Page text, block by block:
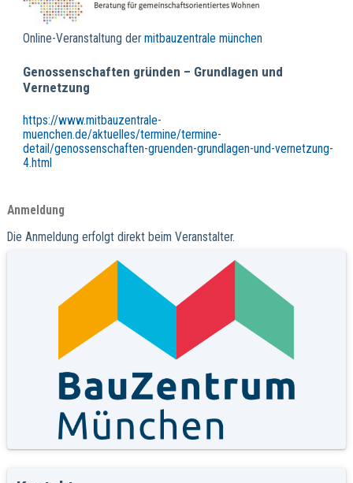
Online-Veranstaltung dermitbauzentrale münchen
Genossenschaften gründen – Grundlagen und
Vernetzung
https://www.mitbauzentrale-
muenchen.de/aktuelles/termine/termine-
detail/genossenschaften-gruenden-grundlagen-und-vernetzung-
4.html
Anmeldung
Die Anmeldung erfolgt direkt beim Veranstalter.